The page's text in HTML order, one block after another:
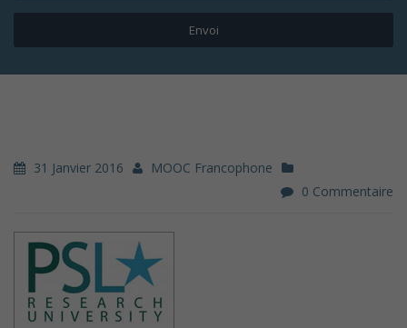
31 Janvier 2016
MOOC Francophone
0 Commentaire